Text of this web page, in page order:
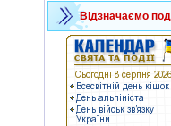
Відзначаємо